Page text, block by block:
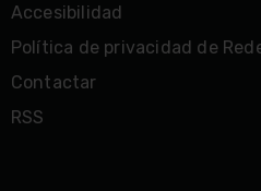
Accesibilidad
Política de privacidad de
Contactar
RSS